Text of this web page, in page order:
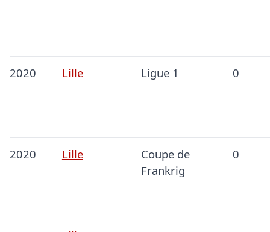
2020 Lille Ligue 1 0
2020 Lille
Coupe de
Frankrig
0